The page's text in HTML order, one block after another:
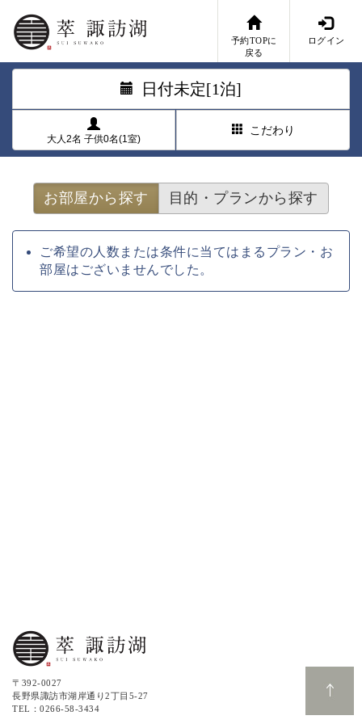
予約TOPに
戻る
ログイン
日付未定[1泊]
大人2名 子供0名(1室)
こだわり
お部屋から探す 目的・プランから探す
ご希望の人数または条件に当てはまるプラン・お
部屋はございませんでした。
〒392-0027
長野県諏訪市湖岸通り2丁目5-27
TEL：0266-58-3434